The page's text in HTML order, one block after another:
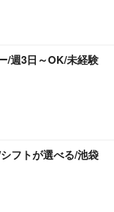
/週3日～OK/未経験
フトが選べる/池袋